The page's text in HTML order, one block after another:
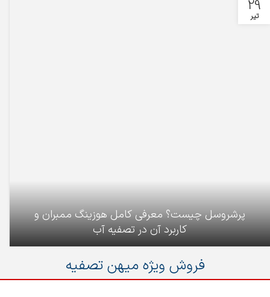
29
تیر
پرشروسل چیست؟ معرفی کامل هوزینگ ممبران و
کاربرد آن در تصفیه آب
فروش ویژه میهن تصفیه